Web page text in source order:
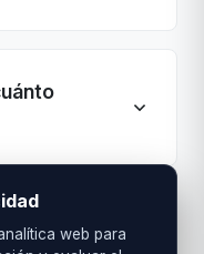
frente a
web para